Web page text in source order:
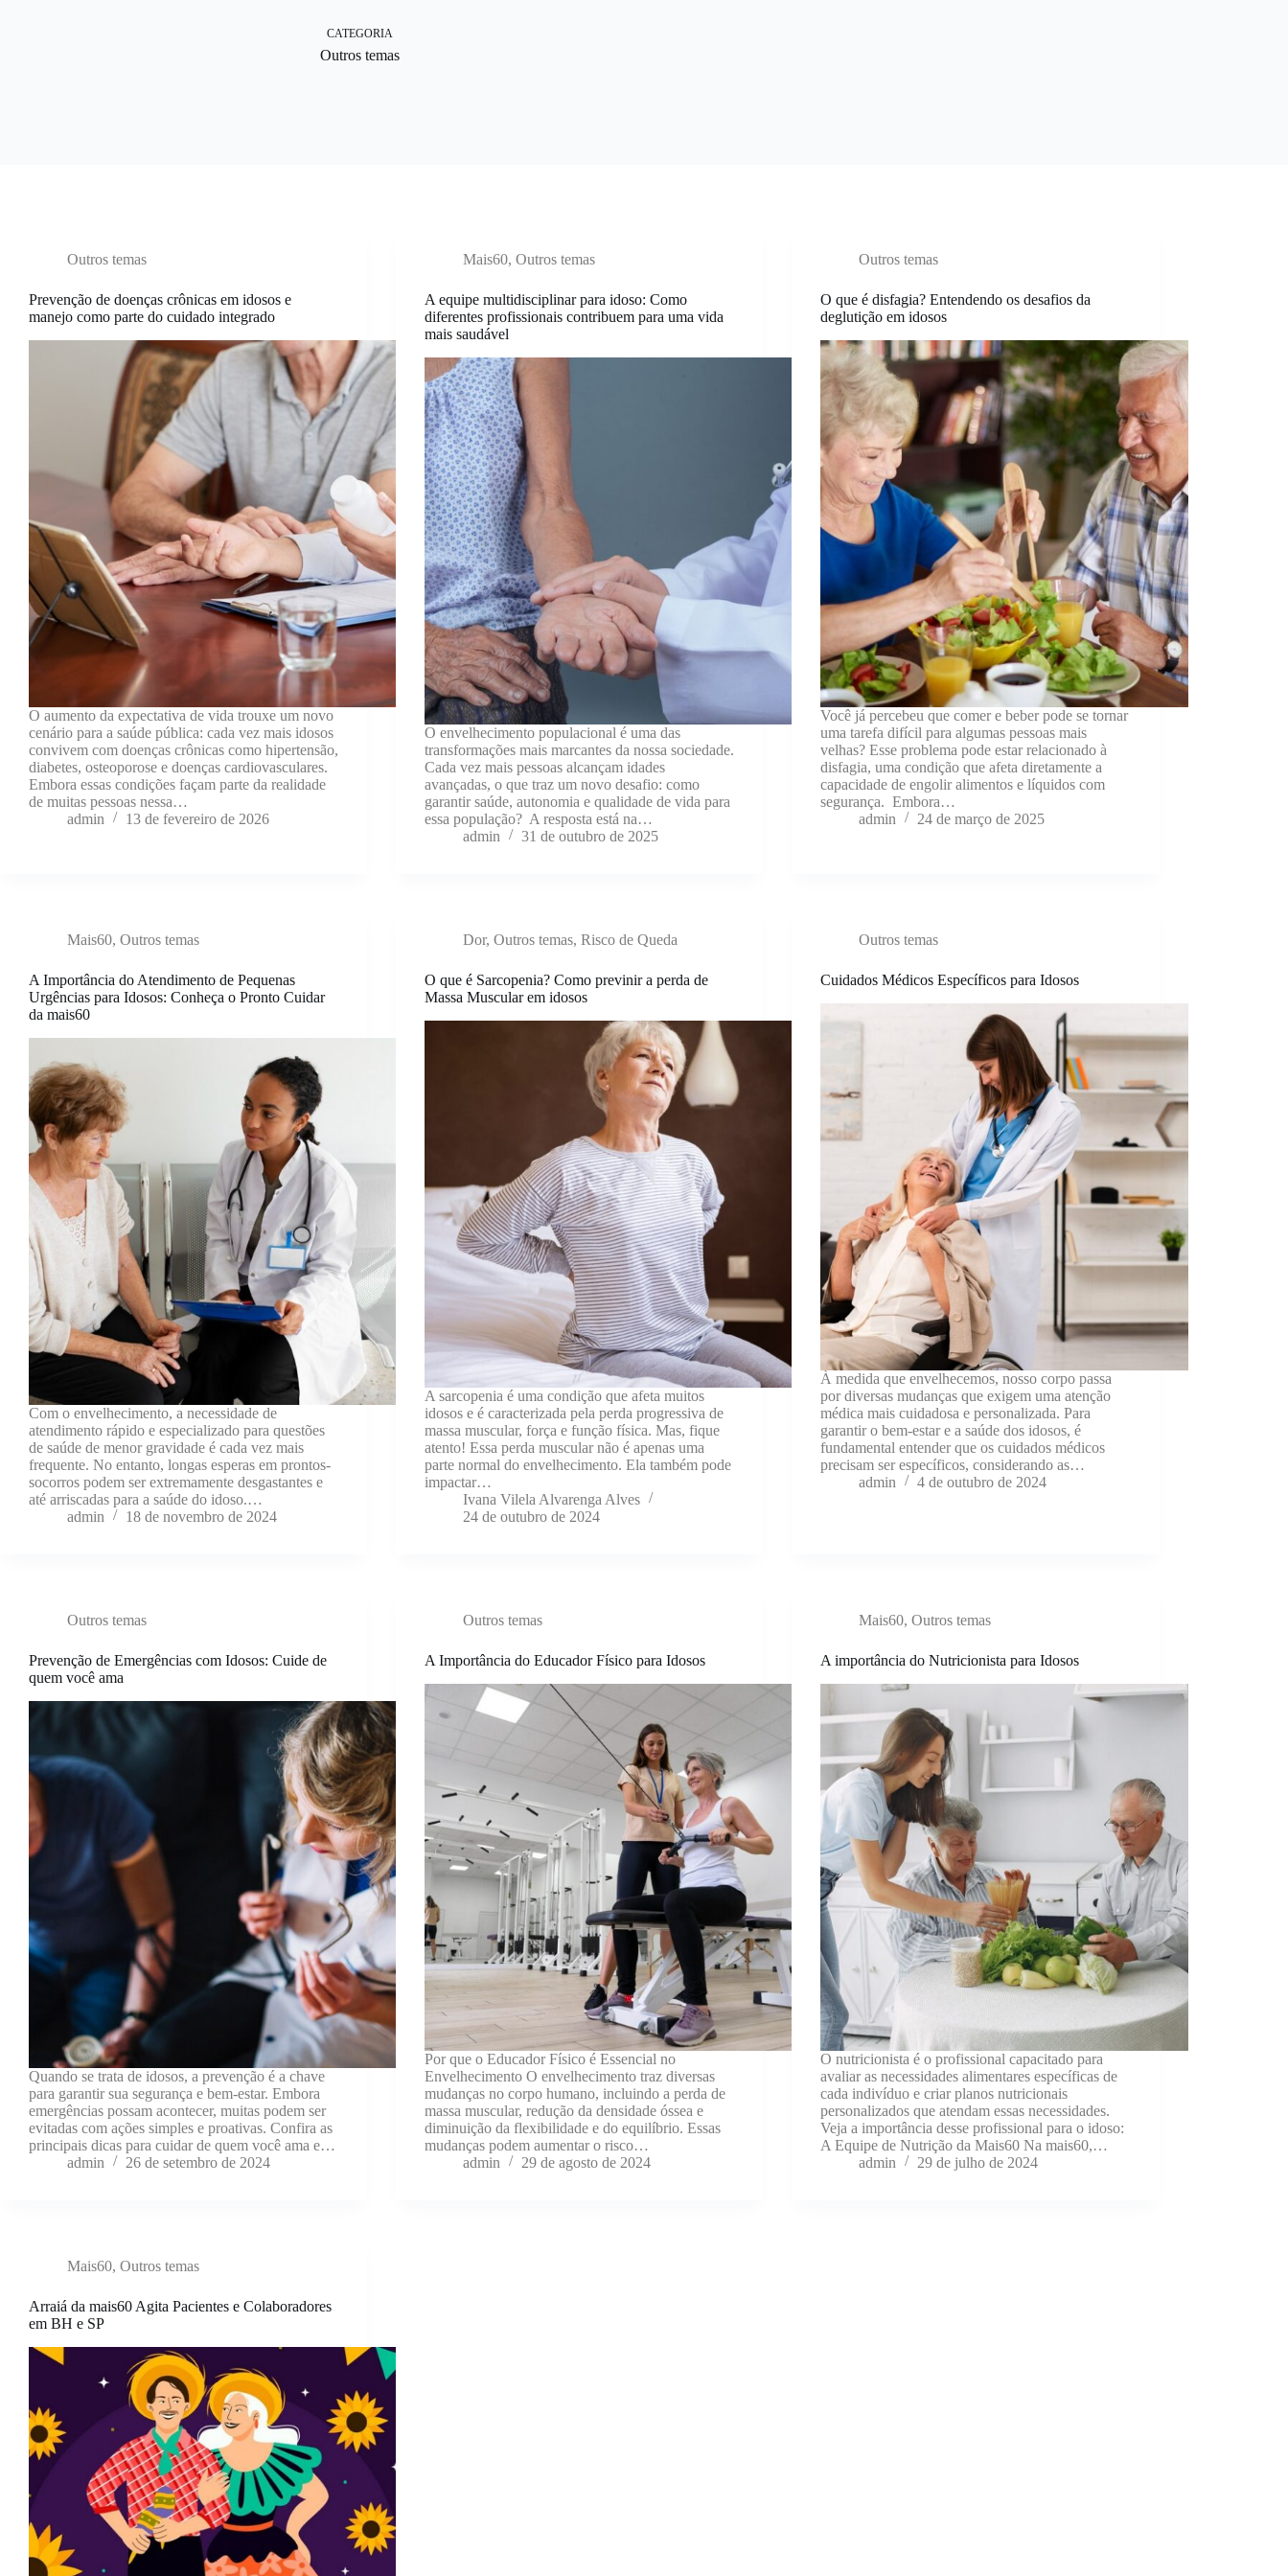
CATEGORIA
Outros temas
Outros temas
Prevenção de doenças crônicas em idosos e
manejo como parte do cuidado integrado
O aumento da expectativa de vida trouxe um novo
cenário para a saúde pública: cada vez mais idosos
convivem com doenças crônicas como hipertensão,
diabetes, osteoporose e doenças cardiovasculares.
Embora essas condições façam parte da realidade
de muitas pessoas nessa…
admin
13 de fevereiro de 2026
Mais60,Outros temas
A equipe multidisciplinar para idoso: Como
diferentes profissionais contribuem para uma vida
mais saudável
O envelhecimento populacional é uma das
transformações mais marcantes da nossa sociedade.
Cada vez mais pessoas alcançam idades
avançadas, o que traz um novo desafio: como
garantir saúde, autonomia e qualidade de vida para
essa população? A resposta está na…
admin
31 de outubro de 2025
Outros temas
O que é disfagia? Entendendo os desafios da
deglutição em idosos
Você já percebeu que comer e beber pode se tornar
uma tarefa difícil para algumas pessoas mais
velhas? Esse problema pode estar relacionado à
disfagia, uma condição que afeta diretamente a
capacidade de engolir alimentos e líquidos com
segurança. Embora…
admin
24 de março de 2025
Mais60, Outros temas
A Importância do Atendimento de Pequenas
Urgências para Idosos: Conheça o Pronto Cuidar
da mais60
Com o envelhecimento, a necessidade de
atendimento rápido e especializado para questões
de saúde de menor gravidade é cada vez mais
frequente. No entanto, longas esperas em prontos-
socorros podem ser extremamente desgastantes e
até arriscadas para a saúde do idoso.…
admin
18 de novembro de 2024
Dor,Outros temas,Risco de Queda
O que é Sarcopenia? Como previnir a perda de
Massa Muscular em idosos
A sarcopenia é uma condição que afeta muitos
idosos e é caracterizada pela perda progressiva de
massa muscular, força e função física. Mas, fique
atento! Essa perda muscular não é apenas uma
parte normal do envelhecimento. Ela também pode
impactar…
Ivana Vilela Alvarenga Alves
24 de outubro de 2024
Outros temas
Cuidados Médicos Específicos para Idosos
À medida que envelhecemos, nosso corpo passa
por diversas mudanças que exigem uma atenção
médica mais cuidadosa e personalizada. Para
garantir o bem-estar e a saúde dos idosos, é
fundamental entender que os cuidados médicos
precisam ser específicos, considerando as…
admin
4 de outubro de 2024
Outros temas
Prevenção de Emergências com Idosos: Cuide de
quem você ama
Quando se trata de idosos, a prevenção é a chave
para garantir sua segurança e bem-estar. Embora
emergências possam acontecer, muitas podem ser
evitadas com ações simples e proativas. Confira as
principais dicas para cuidar de quem você ama e…
admin
26 de setembro de 2024
Outros temas
A Importância do Educador Físico para Idosos
Por que o Educador Físico é Essencial no
Envelhecimento O envelhecimento traz diversas
mudanças no corpo humano, incluindo a perda de
massa muscular, redução da densidade óssea e
diminuição da flexibilidade e do equilíbrio. Essas
mudanças podem aumentar o risco…
admin
29 de agosto de 2024
Mais60,Outros temas
A importância do Nutricionista para Idosos
O nutricionista é o profissional capacitado para
avaliar as necessidades alimentares específicas de
cada indivíduo e criar planos nutricionais
personalizados que atendam essas necessidades.
Veja a importância desse profissional para o idoso:
A Equipe de Nutrição da Mais60 Na mais60,…
admin
29 de julho de 2024
Mais60, Outros temas
Arraiá da mais60 Agita Pacientes e Colaboradores
em BH e SP